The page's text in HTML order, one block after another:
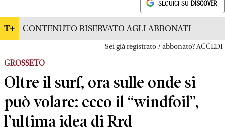
SEGUICI SU DISCOVER
T+ CONTENUTO RISERVATO AGLI ABBONATI
Sei già registrato / abbonato? ACCEDI
GROSSETO
Oltre il surf, ora sulle onde si
può volare: ecco il “windfoil”,
l’ultima idea di Rrd